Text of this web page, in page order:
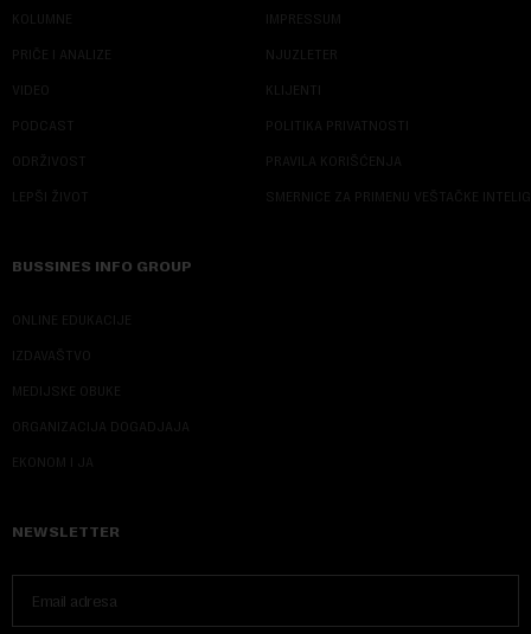
KOLUMNE
PRIČE I ANALIZE
VIDEO
PODCAST
ODRŽIVOST
LEPŠI ŽIVOT
IMPRESSUM
NJUZLETER
KLIJENTI
POLITIKA PRIVATNOSTI
PRAVILA KORIŠĆENJA
SMERNICE ZA PRIMENU VEŠTAČKE
BUSSINES INFO GROUP
ONLINE EDUKACIJE
IZDAVAŠTVO
MEDIJSKE OBUKE
ORGANIZACIJA DOGADJAJA
EKONOM I JA
NEWSLETTER